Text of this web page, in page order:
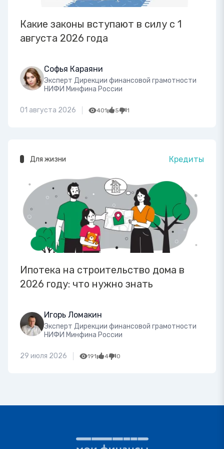
Какие законы вступают в силу с 1
августа 2026 года
Софья Караяни
Эксперт Дирекции финансовой грамотности
НИФИ Минфина России
01 августа 2026 401 5 1
Для жизни Кредиты
Ипотека на строительство дома в
2026 году: что нужно знать
Игорь Ломакин
Эксперт Дирекции финансовой грамотности
НИФИ Минфина России
29 июля 2026 191 4 0